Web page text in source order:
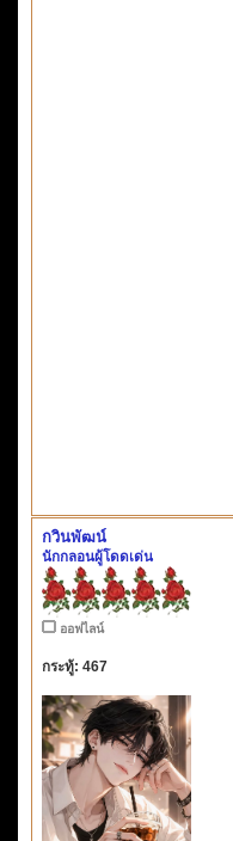
กวินพัฒน์
นักกลอนผู้โดดเด่น
ออฟไลน์
กระทู้: 467